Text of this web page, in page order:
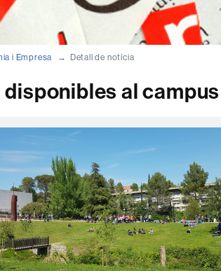
i Empresa Detall de notícia
al